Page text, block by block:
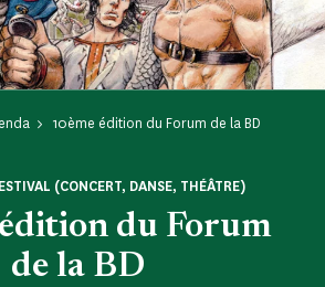
10ème édition du Forum de la BD
du Forum
de la BD
(CONCERT, DANSE, THÉÂTRE)